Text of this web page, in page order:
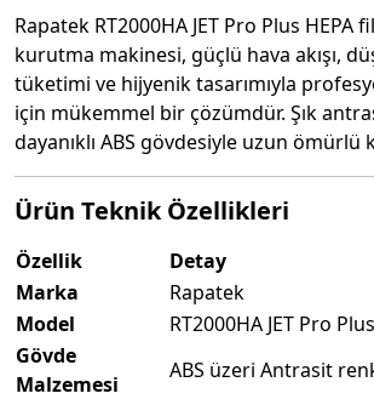
Rapatek RT2000HA JET Pro Plus HEPA
kurutma makinesi, güçlü hava akışı,
tüketimi ve hijyenik tasarımıyla
için mükemmel bir çözümdür. Şık
dayanıklı ABS gövdesiyle uzun ömürlü
Ürün Teknik Özellikleri
Özellik
Detay
Marka
Rapatek
Model
RT2000HA JET Pro Plus
Gövde
Malzemesi
ABS üzeri Antrasit